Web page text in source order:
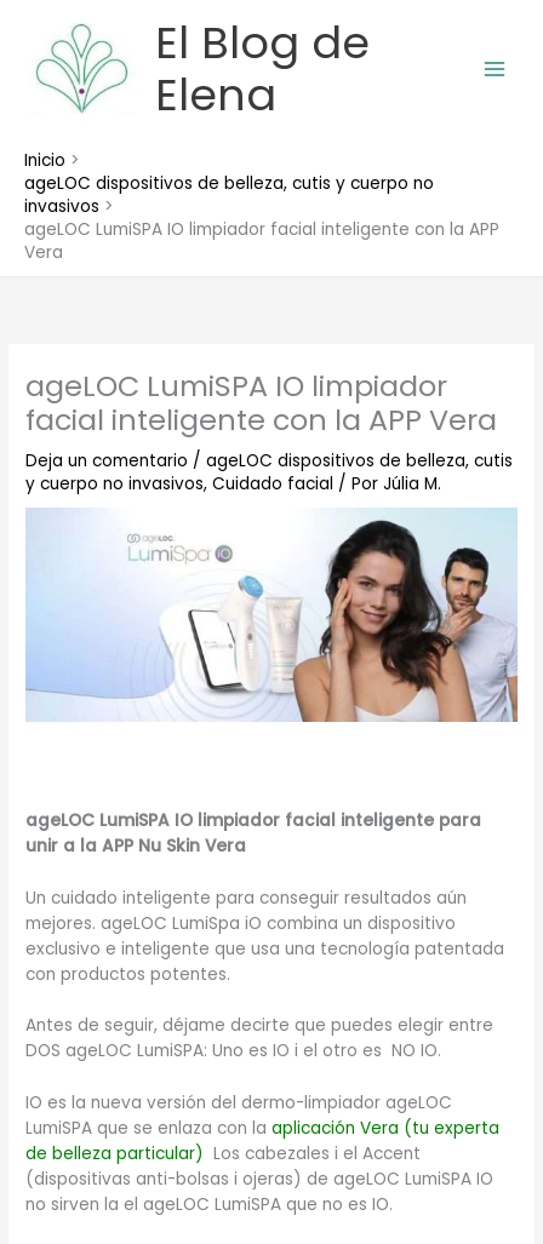
contenido
El Blog de
Elena
Inicio
ageLOC dispositivos de belleza, cutis y cuerpo no
invasivos
ageLOC LumiSPA IO limpiador facial inteligente con la APP
Vera
ageLOC LumiSPA IO limpiador
facial inteligente con la APP Vera
Deja un comentario /ageLOC dispositivos de belleza, cutis
y cuerpo no invasivos,Cuidado facial / PorJúlia M.
ageLOC LumiSPA IO limpiador facial inteligente para
unir a la APP Nu Skin Vera
Un cuidado inteligente para conseguir resultados aún
mejores. ageLOC LumiSpa iO combina un dispositivo
exclusivo e inteligente que usa una tecnología patentada
con productos potentes.
Antes de seguir, déjame decirte que puedes elegir entre
DOS ageLOC LumiSPA: Uno es IO i el otro es NO IO.
IO es la nueva versión del dermo-limpiador ageLOC
LumiSPA que se enlaza con la aplicación Vera (tu experta
de belleza particular) Los cabezales i el Accent
(dispositivas anti-bolsas i ojeras) de ageLOC LumiSPA IO
no sirven la el ageLOC LumiSPA que no es IO.